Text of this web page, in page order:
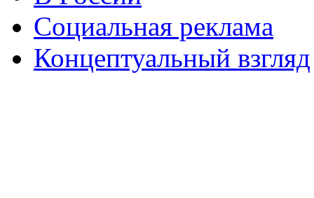
Социальная реклама
Концептуальный взгляд